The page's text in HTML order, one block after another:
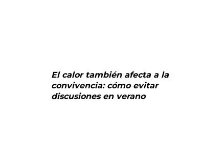
El calor también afecta a la
convivencia: cómo evitar
discusiones en verano